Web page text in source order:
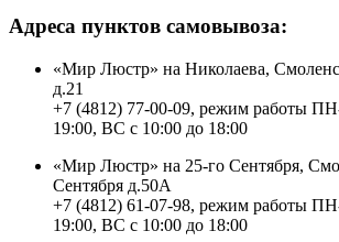
Адреса пунктов самовывоза:
«Мир Люстр» на Николаева,
д.21
+7 (4812) 77-00-09, режим работы
19:00, ВС с 10:00 до 18:00
«Мир Люстр» на 25-го Сентября,
Сентября д.50А
+7 (4812) 61-07-98, режим работы
19:00, ВС с 10:00 до 18:00